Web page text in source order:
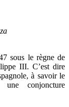
sous le règne de
III. C’est dire
à savoir le
une conjoncture